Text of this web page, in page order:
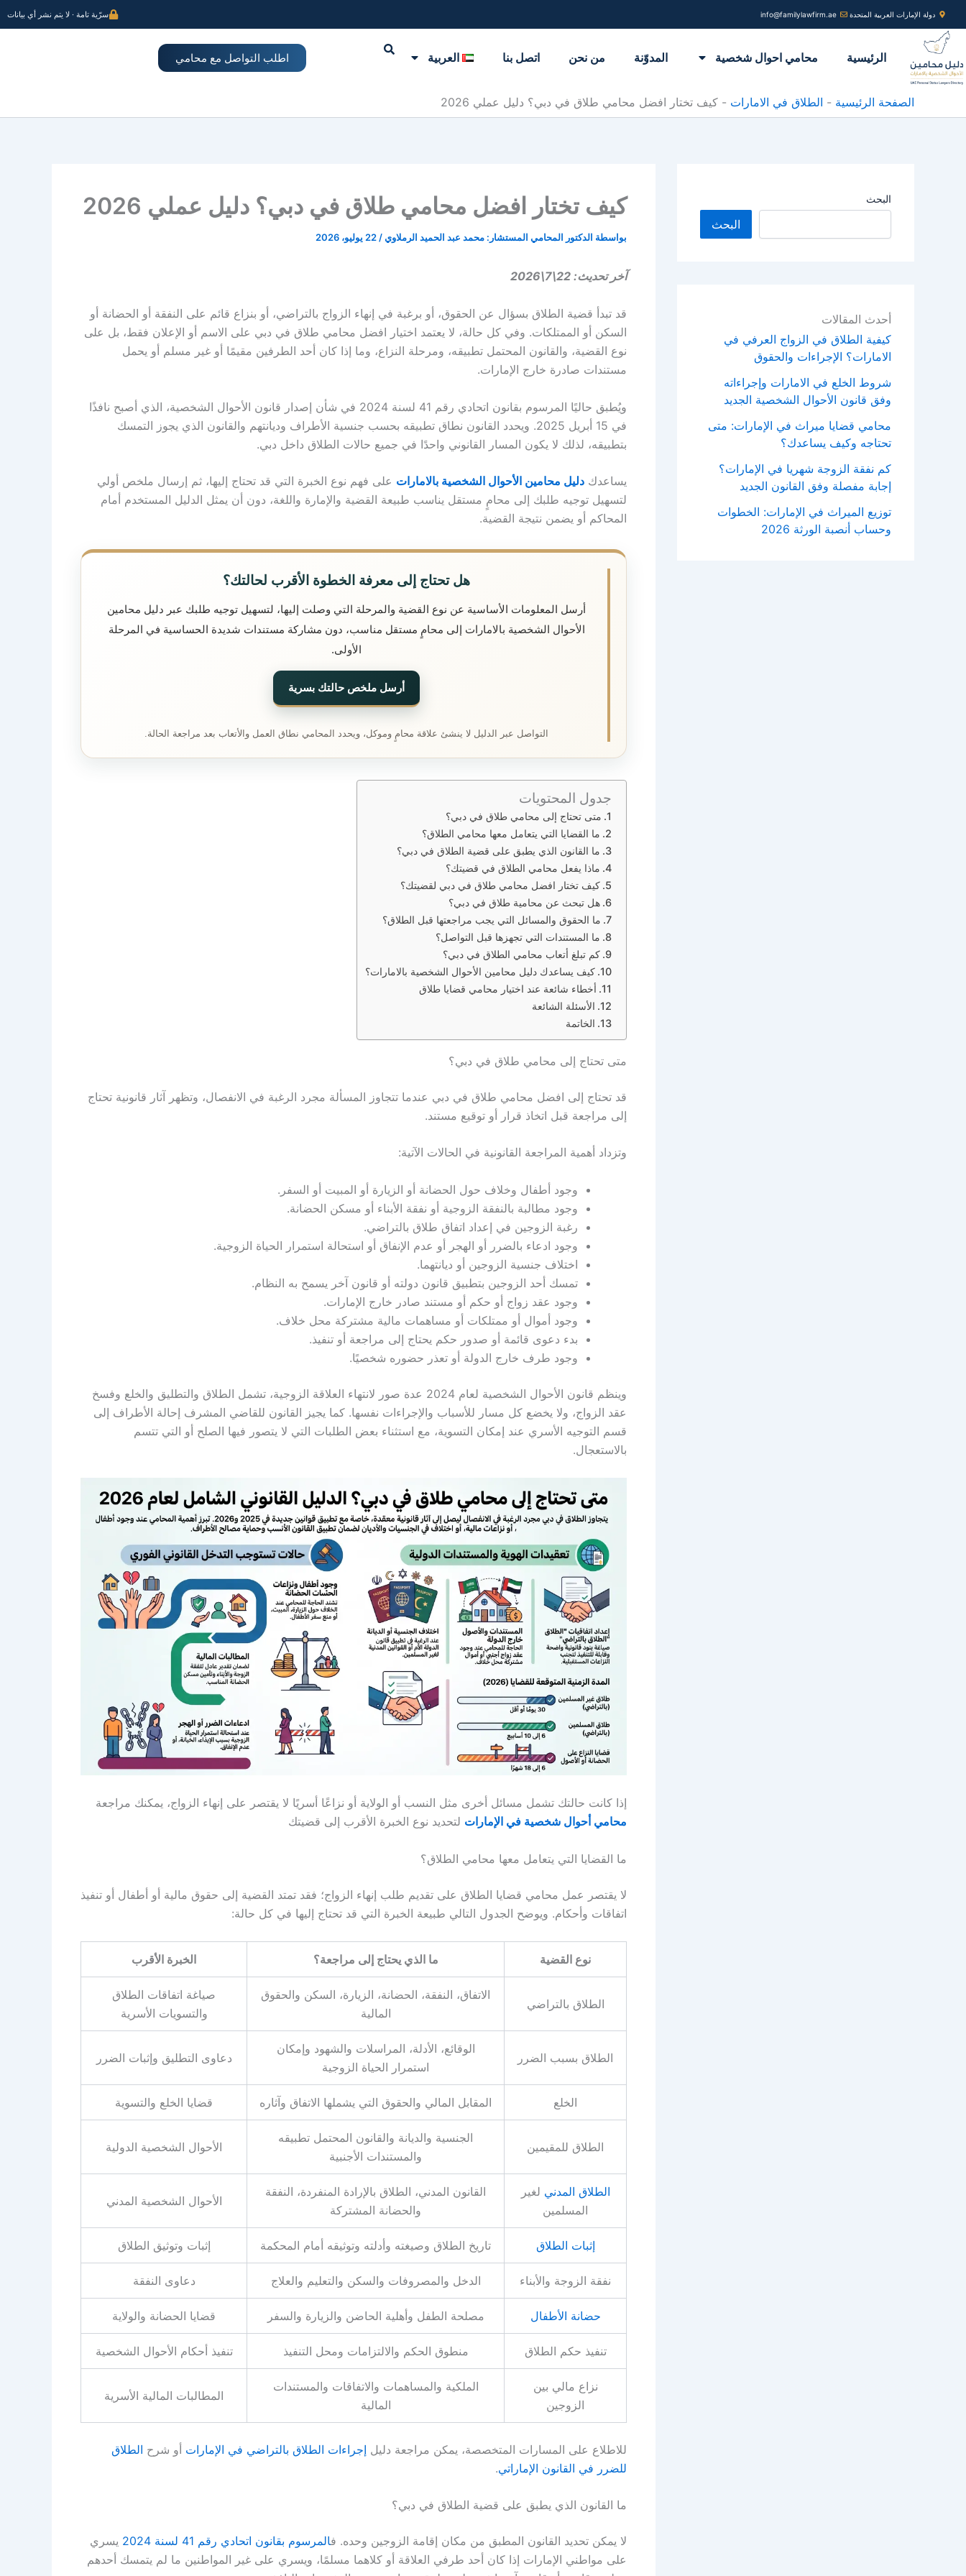
تخطي
إلى
المحتوى
دولة الإمارات العربية المتحدة info@familylawfirm.ae سرّية تامة · لا يتم نشر أي بيانات
الرئيسية محامي احوال شخصية المدوّنة من نحن اتصل بنا العربية اطلب التواصل مع محامي
الصفحة الرئيسية - الطلاق في الامارات - كيف تختار افضل محامي طلاق في دبي؟ دليل عملي 2026
البحث
البحث
أحدث المقالات
كيفية الطلاق في الزواج العرفي في
الامارات؟ الإجراءات والحقوق
شروط الخلع في الامارات وإجراءاته
وفق قانون الأحوال الشخصية الجديد
محامي قضايا ميراث في الإمارات: متى
تحتاجه وكيف يساعدك؟
كم نفقة الزوجة شهريا في الإمارات؟
إجابة مفصلة وفق القانون الجديد
توزيع الميراث في الإمارات: الخطوات
وحساب أنصبة الورثة 2026
كيف تختار افضل محامي طلاق في دبي؟ دليل عملي 2026
بواسطة الدكتور المحامي المستشار: محمد عبد الحميد الرملاوي/22 يوليو، 2026
آخر تحديث: 22\7\2026
قد تبدأ قضية الطلاق بسؤال عن الحقوق، أو برغبة في إنهاء الزواج بالتراضي، أو بنزاع قائم على النفقة أو الحضانة أو
السكن أو الممتلكات. وفي كل حالة، لا يعتمد اختيار افضل محامي طلاق في دبي على الاسم أو الإعلان فقط، بل على
نوع القضية، والقانون المحتمل تطبيقه، ومرحلة النزاع، وما إذا كان أحد الطرفين مقيمًا أو غير مسلم أو يحمل
مستندات صادرة خارج الإمارات.
ويُطبق حاليًا المرسوم بقانون اتحادي رقم 41 لسنة 2024 في شأن إصدار قانون الأحوال الشخصية، الذي أصبح نافذًا
في 15 أبريل 2025. ويحدد القانون نطاق تطبيقه بحسب جنسية الأطراف وديانتهم والقانون الذي يجوز التمسك
بتطبيقه، لذلك لا يكون المسار القانوني واحدًا في جميع حالات الطلاق داخل دبي.
يساعدك دليل محامين الأحوال الشخصية بالامارات على فهم نوع الخبرة التي قد تحتاج إليها، ثم إرسال ملخص أولي
لتسهيل توجيه طلبك إلى محامٍ مستقل يناسب طبيعة القضية والإمارة واللغة، دون أن يمثل الدليل المستخدم أمام
المحاكم أو يضمن نتيجة القضية.
هل تحتاج إلى معرفة الخطوة الأقرب لحالتك؟
أرسل المعلومات الأساسية عن نوع القضية والمرحلة التي وصلت إليها، لتسهيل توجيه طلبك عبر دليل محامين
الأحوال الشخصية بالامارات إلى محامٍ مستقل مناسب، دون مشاركة مستندات شديدة الحساسية في المرحلة
الأولى.
أرسل ملخص حالتك بسرية
التواصل عبر الدليل لا ينشئ علاقة محامٍ وموكل، ويحدد المحامي نطاق العمل والأتعاب بعد مراجعة الحالة.
جدول المحتويات
متى تحتاج إلى محامي طلاق في دبي؟
ما القضايا التي يتعامل معها محامي الطلاق؟
ما القانون الذي يطبق على قضية الطلاق في دبي؟
ماذا يفعل محامي الطلاق في قضيتك؟
كيف تختار افضل محامي طلاق في دبي لقضيتك؟
هل تبحث عن محامية طلاق في دبي؟
ما الحقوق والمسائل التي يجب مراجعتها قبل الطلاق؟
ما المستندات التي تجهزها قبل التواصل؟
كم تبلغ أتعاب محامي الطلاق في دبي؟
كيف يساعدك دليل محامين الأحوال الشخصية بالامارات؟
أخطاء شائعة عند اختيار محامي قضايا طلاق
الأسئلة الشائعة
الخاتمة
متى تحتاج إلى محامي طلاق في دبي؟
قد تحتاج إلى افضل محامي طلاق في دبي عندما تتجاوز المسألة مجرد الرغبة في الانفصال، وتظهر آثار قانونية تحتاج
إلى مراجعة قبل اتخاذ قرار أو توقيع مستند.
وتزداد أهمية المراجعة القانونية في الحالات الآتية:
وجود أطفال وخلاف حول الحضانة أو الزيارة أو المبيت أو السفر.
وجود مطالبة بالنفقة الزوجية أو نفقة الأبناء أو مسكن الحضانة.
رغبة الزوجين في إعداد اتفاق طلاق بالتراضي.
وجود ادعاء بالضرر أو الهجر أو عدم الإنفاق أو استحالة استمرار الحياة الزوجية.
اختلاف جنسية الزوجين أو ديانتهما.
تمسك أحد الزوجين بتطبيق قانون دولته أو قانون آخر يسمح به النظام.
وجود عقد زواج أو حكم أو مستند صادر خارج الإمارات.
وجود أموال أو ممتلكات أو مساهمات مالية مشتركة محل خلاف.
بدء دعوى قائمة أو صدور حكم يحتاج إلى مراجعة أو تنفيذ.
وجود طرف خارج الدولة أو تعذر حضوره شخصيًا.
وينظم قانون الأحوال الشخصية لعام 2024 عدة صور لانتهاء العلاقة الزوجية، تشمل الطلاق والتطليق والخلع وفسخ
عقد الزواج، ولا يخضع كل مسار للأسباب والإجراءات نفسها. كما يجيز القانون للقاضي المشرف إحالة الأطراف إلى
قسم التوجيه الأسري عند إمكان التسوية، مع استثناء بعض الطلبات التي لا يتصور فيها الصلح أو التي تتسم
بالاستعجال.
إذا كانت حالتك تشمل مسائل أخرى مثل النسب أو الولاية أو نزاعًا أسريًا لا يقتصر على إنهاء الزواج، يمكنك مراجعة
محامي أحوال شخصية في الإمارات لتحديد نوع الخبرة الأقرب إلى قضيتك
ما القضايا التي يتعامل معها محامي الطلاق؟
لا يقتصر عمل محامي قضايا الطلاق على تقديم طلب إنهاء الزواج؛ فقد تمتد القضية إلى حقوق مالية أو أطفال أو تنفيذ
اتفاقات وأحكام. ويوضح الجدول التالي طبيعة الخبرة التي قد تحتاج إليها في كل حالة:
نوع القضية ما الذي يحتاج إلى مراجعة؟ الخبرة الأقرب
الطلاق بالتراضي
الاتفاق، النفقة، الحضانة، الزيارة، السكن والحقوق
المالية
صياغة اتفاقات الطلاق
والتسويات الأسرية
الطلاق بسبب الضرر
الوقائع، الأدلة، المراسلات والشهود وإمكان
استمرار الحياة الزوجية
دعاوى التطليق وإثبات الضرر
الخلع المقابل المالي والحقوق التي يشملها الاتفاق وآثاره قضايا الخلع والتسوية
الطلاق للمقيمين
الجنسية والديانة والقانون المحتمل تطبيقه
والمستندات الأجنبية
الأحوال الشخصية الدولية
الطلاق المدني لغير
المسلمين
القانون المدني، الطلاق بالإرادة المنفردة، النفقة
والحضانة المشتركة
الأحوال الشخصية المدني
إثبات الطلاق تاريخ الطلاق وصيغته وأدلته وتوثيقه أمام المحكمة إثبات وتوثيق الطلاق
نفقة الزوجة والأبناء الدخل والمصروفات والسكن والتعليم والعلاج دعاوى النفقة
حضانة الأطفال مصلحة الطفل وأهلية الحاضن والزيارة والسفر قضايا الحضانة والولاية
تنفيذ حكم الطلاق منطوق الحكم والالتزامات ومحل التنفيذ تنفيذ أحكام الأحوال الشخصية
نزاع مالي بين
الزوجين
الملكية والمساهمات والاتفاقات والمستندات
المالية
المطالبات المالية الأسرية
للاطلاع على المسارات المتخصصة، يمكن مراجعة دليل إجراءات الطلاق بالتراضي في الإمارات أو شرح الطلاق
للضرر في القانون الإماراتي.
ما القانون الذي يطبق على قضية الطلاق في دبي؟
لا يمكن تحديد القانون المطبق من مكان إقامة الزوجين وحده. فالمرسوم بقانون اتحادي رقم 41 لسنة 2024
يسري
على مواطني الإمارات إذا كان أحد طرفي العلاقة أو كلاهما مسلمًا، ويسري على غير المواطنين ما لم يتمسك أحدهم